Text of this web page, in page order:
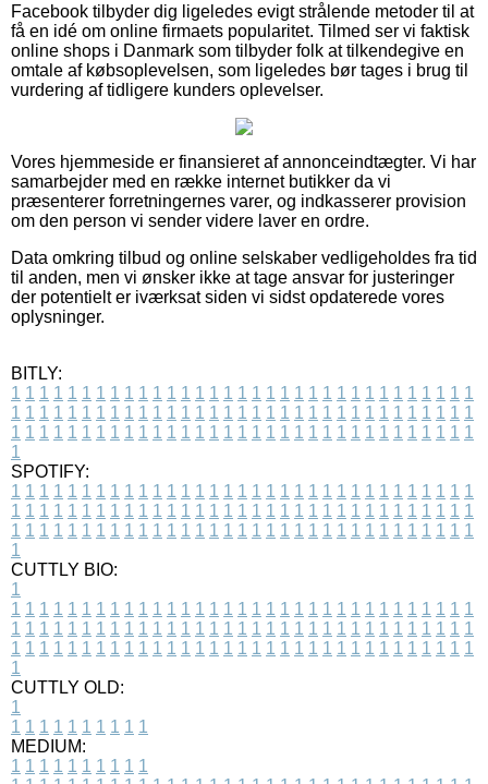
Facebook tilbyder dig ligeledes evigt strålende metoder til at
få en idé om online firmaets popularitet. Tilmed ser vi faktisk
online shops i Danmark som tilbyder folk at tilkendegive en
omtale af købsoplevelsen, som ligeledes bør tages i brug til
vurdering af tidligere kunders oplevelser.
Vores hjemmeside er finansieret af annonceindtægter. Vi har
samarbejder med en række internet butikker da vi
præsenterer forretningernes varer, og indkasserer provision
om den person vi sender videre laver en ordre.
Data omkring tilbud og online selskaber vedligeholdes fra tid
til anden, men vi ønsker ikke at tage ansvar for justeringer
der potentielt er iværksat siden vi sidst opdaterede vores
oplysninger.
BITLY:
1 1 1 1 1 1 1 1 1 1 1 1 1 1 1 1 1 1 1 1 1 1 1 1 1 1 1 1 1 1 1 1 1
1 1 1 1 1 1 1 1 1 1 1 1 1 1 1 1 1 1 1 1 1 1 1 1 1 1 1 1 1 1 1 1 1
1 1 1 1 1 1 1 1 1 1 1 1 1 1 1 1 1 1 1 1 1 1 1 1 1 1 1 1 1 1 1 1 1
1
SPOTIFY:
1 1 1 1 1 1 1 1 1 1 1 1 1 1 1 1 1 1 1 1 1 1 1 1 1 1 1 1 1 1 1 1 1
1 1 1 1 1 1 1 1 1 1 1 1 1 1 1 1 1 1 1 1 1 1 1 1 1 1 1 1 1 1 1 1 1
1 1 1 1 1 1 1 1 1 1 1 1 1 1 1 1 1 1 1 1 1 1 1 1 1 1 1 1 1 1 1 1 1
1
CUTTLY BIO:
1
1 1 1 1 1 1 1 1 1 1 1 1 1 1 1 1 1 1 1 1 1 1 1 1 1 1 1 1 1 1 1 1 1
1 1 1 1 1 1 1 1 1 1 1 1 1 1 1 1 1 1 1 1 1 1 1 1 1 1 1 1 1 1 1 1 1
1 1 1 1 1 1 1 1 1 1 1 1 1 1 1 1 1 1 1 1 1 1 1 1 1 1 1 1 1 1 1 1 1
1
CUTTLY OLD:
1
1 1 1 1 1 1 1 1 1 1
MEDIUM:
1 1 1 1 1 1 1 1 1 1